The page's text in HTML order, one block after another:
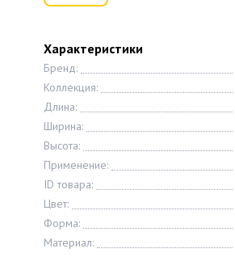
Характеристики
Бренд:
Коллекция:
Длина:
Ширина:
Высота:
Применение:
ID товара:
Цвет:
Форма:
Материал: